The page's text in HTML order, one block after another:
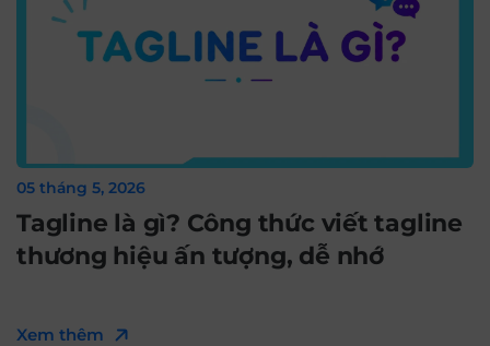
05 tháng 5, 2026
Tagline là gì? Công thức viết tagline
thương hiệu ấn tượng, dễ nhớ
Xem thêm